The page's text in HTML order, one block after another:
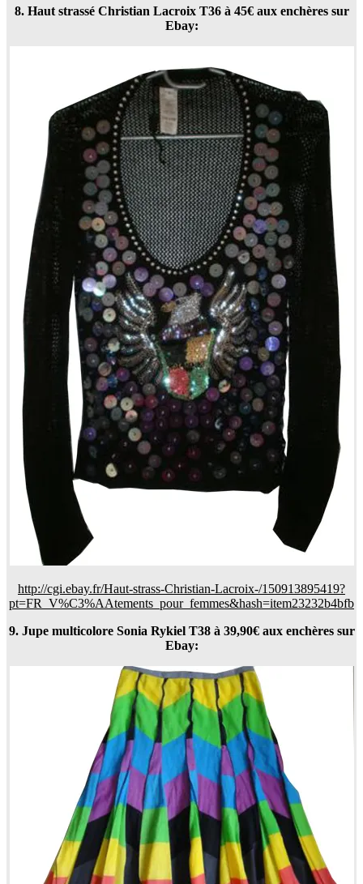
8. Haut strassé Christian Lacroix T36 à 45€ aux enchères sur
Ebay:
http://cgi.ebay.fr/Haut-strass-Christian-Lacroix-/150913895419?
pt=FR_V%C3%AAtements_pour_femmes&hash=item23232b4bfb
9. Jupe multicolore Sonia Rykiel T38 à 39,90€ aux enchères sur
Ebay: